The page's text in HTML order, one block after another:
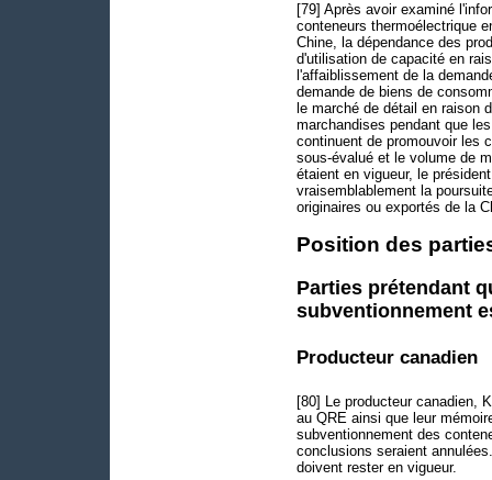
[79] Après avoir examiné
conteneurs thermoélectrique
Chine, la dépendance des
d'utilisation de capacité en
l'affaiblissement de la
demande de biens de
le marché de détail en raison
marchandises pendant que
continuent de promouvoir les
sous-évalué et le volume de
étaient en vigueur, le
vraisemblablement la
originaires ou exportés de la
Position des
Parties prétendant
subventionnement
Producteur canadien
[80] Le producteur canadien,
au QRE ainsi que leur
subventionnement des
conclusions seraient
doivent rester en vigueur.